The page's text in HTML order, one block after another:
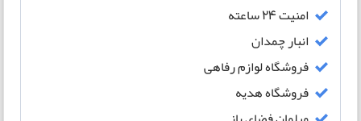
امنیت ۲۴ ساعته
انبار چمدان
فروشگاه لوازم رفاهی
فروشگاه هدیه